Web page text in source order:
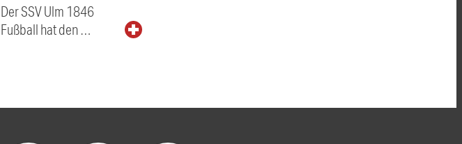
Der SSV Ulm 1846
Fußball hat den …